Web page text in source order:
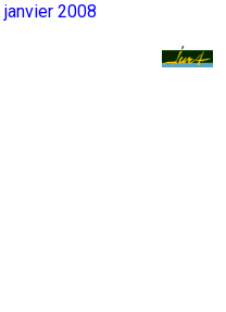
janvier 2008